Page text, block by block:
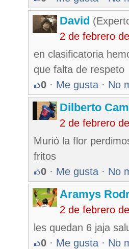
David
2 de febrero
en clasificatoria
que falta de respeto
0 · Me gusta · No
Dilberto
2 de febrero
Murió la flor
fritos
0 · Me gusta · No
Aramys
2 de febrero
les quedan 6 jaja
0 · Me gusta · No